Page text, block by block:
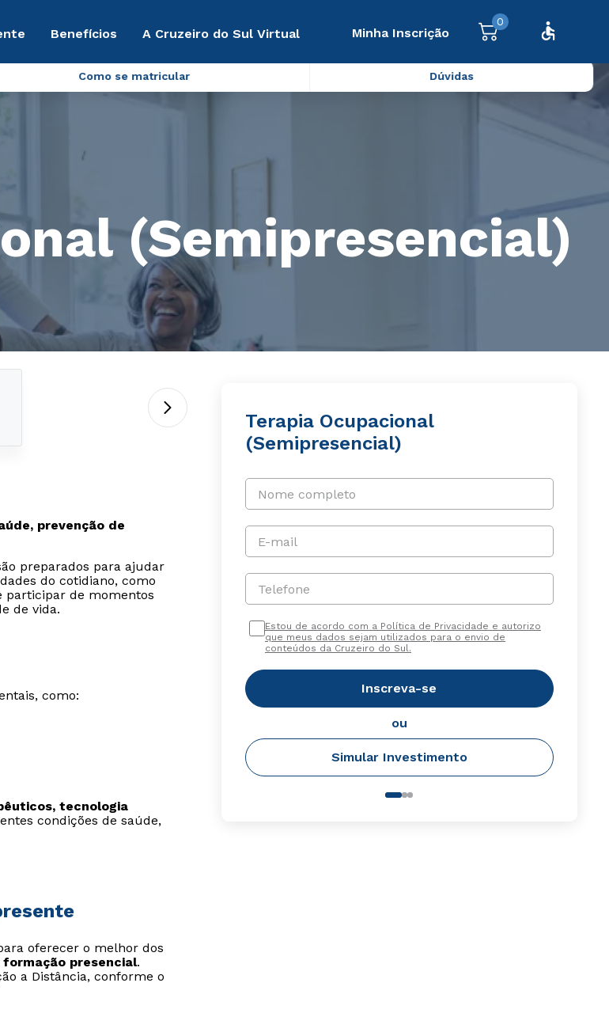
Benefícios A Cruzeiro do Sul Virtual Minha Inscrição
0
Como se matricular Dúvidas
(Semipresencial)
prevenção de
preparados para ajudar
do cotidiano, como
participar de momentos
de vida.
como:
tecnologia
condições de saúde,
oferecer o melhor dos
presencial.
a Distância, conforme o
Terapia Ocupacional
(Semipresencial)
Nome completo
E-mail
Telefone
Estou de acordo com a Política de Privacidade e autorizo
que meus dados sejam utilizados para o envio de
conteúdos da Cruzeiro do Sul.
Inscreva-se
ou
Simular Investimento